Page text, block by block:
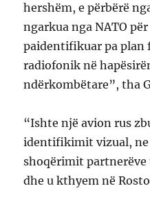
hershëm, e përbërë
ngarkua nga NATO
paidentifikuar pa
radiofonik në
ndërkombëtare”, tha
“Ishte një avion rus
identifikimit vizual, ne
shoqërimit partnerëve
dhe u kthyem në